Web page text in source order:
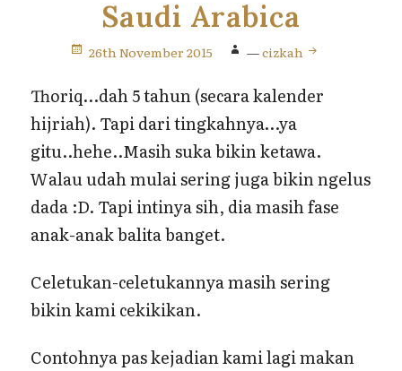
Saudi Arabica
26th November 2015 —cizkah
Thoriq…dah 5 tahun (secara kalender
hijriah). Tapi dari tingkahnya…ya
gitu..hehe..Masih suka bikin ketawa.
Walau udah mulai sering juga bikin ngelus
dada :D. Tapi intinya sih, dia masih fase
anak-anak balita banget.
Celetukan-celetukannya masih sering
bikin kami cekikikan.
Contohnya pas kejadian kami lagi makan